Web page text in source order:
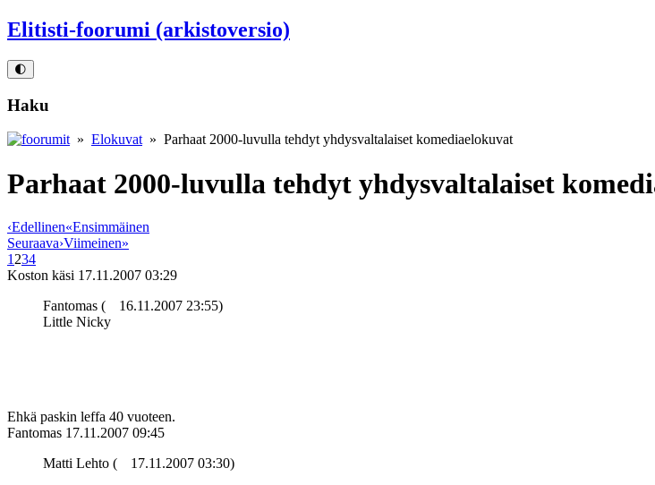
Elitisti-foorumi (arkistoversio)
🌓
Haku
» Elokuvat » Parhaat 2000-luvulla tehdyt yhdysvaltalaiset komediaelokuvat
Parhaat 2000-luvulla tehdyt yhdysvaltalaiset
‹Edellinen«Ensimmäinen
Seuraava›Viimeinen»
1 234
Koston käsi 17.11.2007 03:29
Fantomas (
16.11.2007 23:55)
Little Nicky
Ehkä paskin leffa 40 vuoteen.
Fantomas 17.11.2007 09:45
Matti Lehto (
17.11.2007 03:30)